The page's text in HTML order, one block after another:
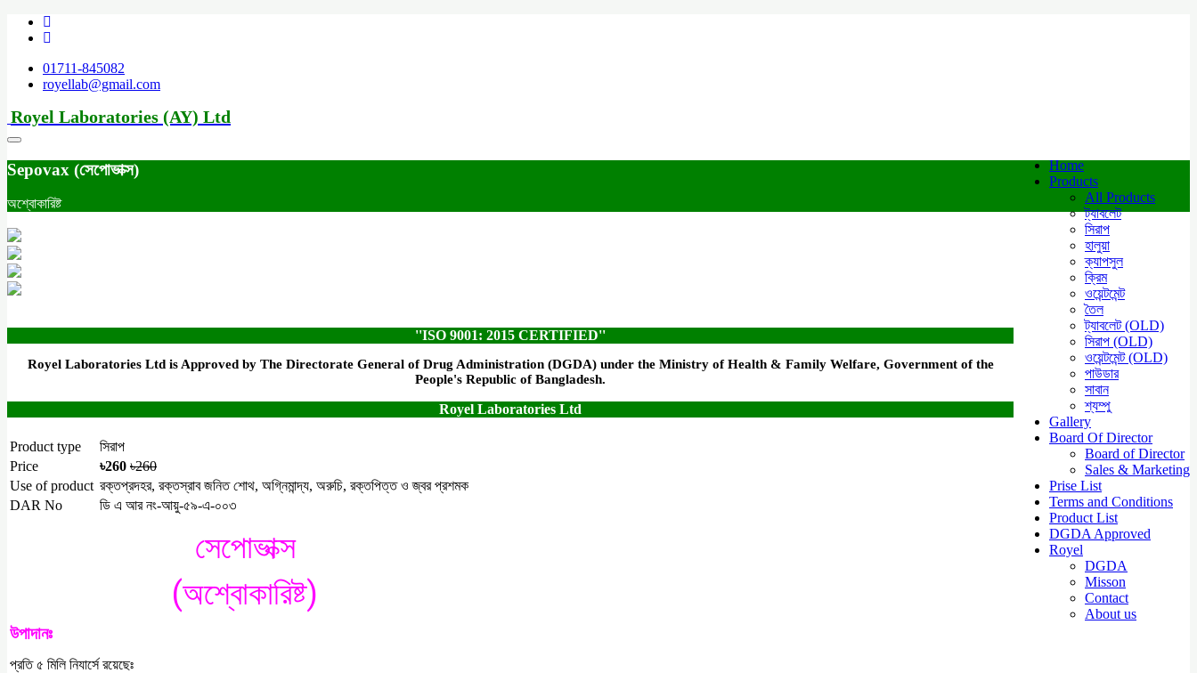
01711-845082
royellab@gmail.com
Royel Laboratories (AY) Ltd
Home
Products
All Products
ট্যাবলেট
সিরাপ
হালুয়া
ক্যাপসুল
ক্রিম
ওয়েন্টমেন্ট
তৈল
ট্যাবলেট (OLD)
সিরাপ (OLD)
ওয়েন্টমেন্ট (OLD)
পাউডার
সাবান
শ্যম্পু
Gallery
Board Of Director
Board of Director
Sales & Marketing
Prise List
Terms and Conditions
Product List
DGDA Approved
Royel
DGDA
Misson
Contact
About us
Sepovax (সেপোভাক্স)
অশ্বোকারিষ্ট
''ISO 9001: 2015 CERTIFIED''
Royel Laboratories Ltd is Approved by The Directorate General of Drug Administration (DGDA) under the Ministry of Health & Family Welfare, Government of the
People's Republic of Bangladesh.
Royel Laboratories Ltd
Product type
সিরাপ
Price
৳260 ৳260
Use of product রক্তপ্রদহর, রক্তস্রাব জনিত শোথ, অগ্নিমান্দ্য, অরুচি, রক্তপিত্ত ও জ্বর প্রশমক
DAR No
ডি এ আর নং-আয়ু-৫৯-এ-০০৩
সেপোভাক্স
(অশ্বোকারিষ্ট)
উপাদানঃ
প্রতি ৫ মিলি নিযার্সে রয়েছেঃ